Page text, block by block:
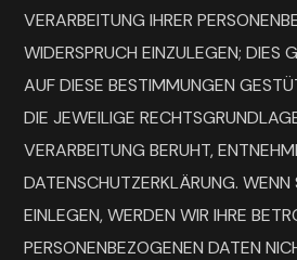
VERARBEITUNG IHRER
WIDERSPRUCH EINZULEGEN; DIES
AUF DIESE BESTIMMUNGEN
DIE JEWEILIGE
VERARBEITUNG BERUHT,
DATENSCHUTZERKLÄRUNG. WENN
EINLEGEN, WERDEN WIR IHRE
PERSONENBEZOGENEN DATEN